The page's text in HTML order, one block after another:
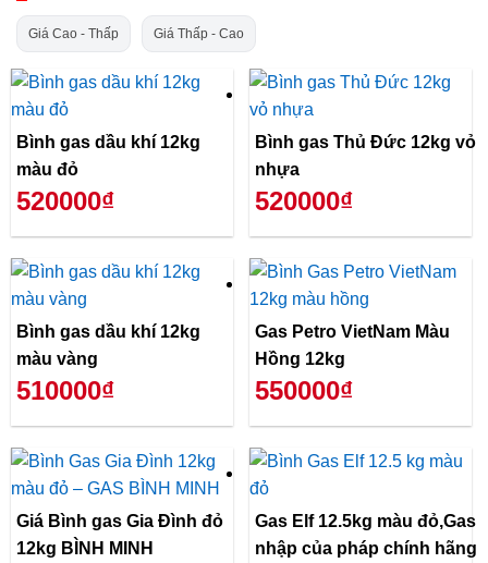
Giá Cao - Thấp Giá Thấp - Cao
Bình gas dầu khí 12kg
màu đỏ
520000₫
Bình gas Thủ Đức 12kg vỏ
nhựa
520000₫
Bình gas dầu khí 12kg
màu vàng
510000₫
Gas Petro VietNam Màu
Hồng 12kg
550000₫
Giá Bình gas Gia Đình đỏ
12kg BÌNH MINH
Gas Elf 12.5kg màu đỏ,Gas
nhập của pháp chính hãng